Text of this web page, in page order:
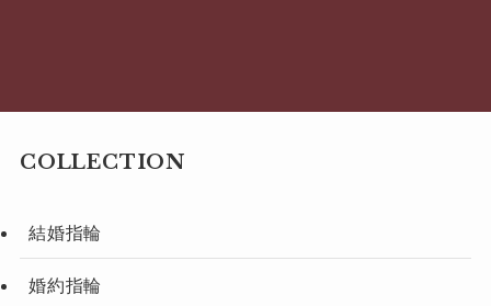
COLLECTION
結婚指輪
婚約指輪